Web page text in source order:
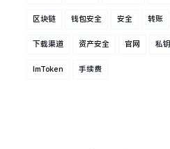
区块链 钱包安全 安全 转账
下载渠道 资产安全 官网 私钥
ImToken 手续费